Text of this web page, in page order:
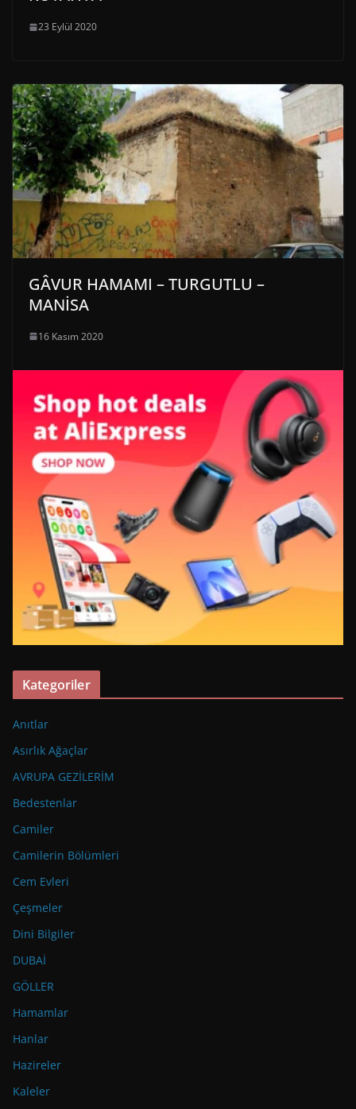
23 Eylül 2020
GÂVUR HAMAMI – TURGUTLU –
MANİSA
16 Kasım 2020
Kategoriler
Anıtlar
Asırlık Ağaçlar
AVRUPA GEZİLERİM
Bedestenlar
Camiler
Camilerin Bölümleri
Cem Evleri
Çeşmeler
Dini Bilgiler
DUBAİ
GÖLLER
Hamamlar
Hanlar
Hazireler
Kaleler